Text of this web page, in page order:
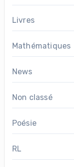
Livres
Mathématiques
News
Non classé
Poésie
RL